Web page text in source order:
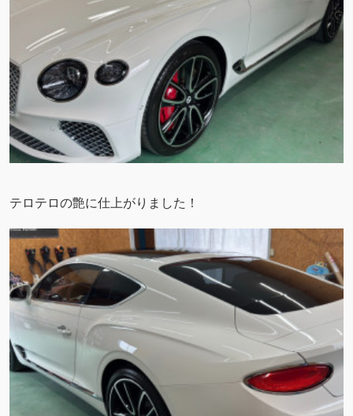
テロテロの艶に仕上がりました！